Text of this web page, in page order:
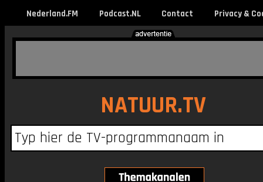
Nederland.FM Podcast.NL Contact Privacy &
NATUUR.TV